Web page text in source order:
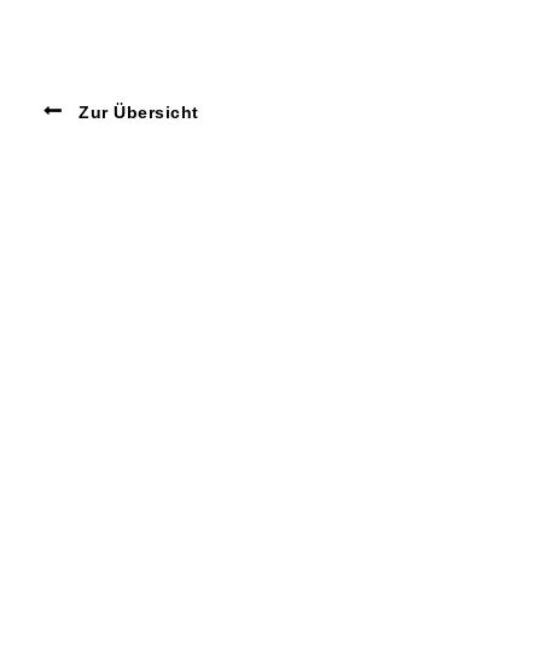
Zur Übersicht